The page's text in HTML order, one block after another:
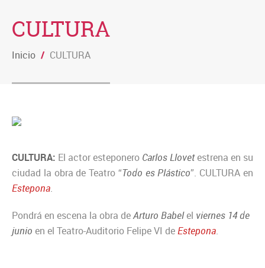
CULTURA
Inicio / CULTURA
CULTURA: El actor esteponero Carlos Llovetestrena en su
ciudad la obra de Teatro “Todo es Plástico”. CULTURA en
Estepona.
Pondrá en escena la obra deArturo Babelel viernes 14 de
junio en el Teatro-Auditorio Felipe VI deEstepona.